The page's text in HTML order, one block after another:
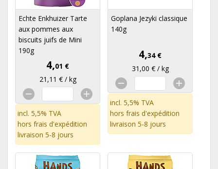
Echte Enkhuizer Tarte
aux pommes aux
biscuits juifs de Mini
190g
4,01 €
21,11 € / kg
incl. 5,5% TVA
hors frais d'expédition
livraison 5-8 jours
Goplana Jezyki classique
140g
4,34 €
31,00 € / kg
incl. 5,5% TVA
hors frais d'expédition
livraison 5-8 jours